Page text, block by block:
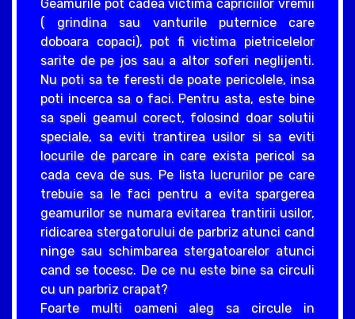
Geamurile pot cadea victima capriciilor vremii
( grindina sau vanturile puternice care
doboara copaci), pot fi victima pietricelelor
sarite de pe jos sau a altor soferi neglijenti.
Nu poti sa te feresti de poate pericolele, insa
poti incerca sa o faci. Pentru asta, este bine
sa speli geamul corect, folosind doar solutii
speciale, sa eviti trantirea usilor si sa eviti
locurile de parcare in care exista pericol sa
cada ceva de sus. Pe lista lucrurilor pe care
trebuie sa le faci pentru a evita spargerea
geamurilor se numara evitarea trantirii usilor,
ridicarea stergatorului de parbriz atunci cand
ninge sau schimbarea stergatoarelor atunci
cand se tocesc. De ce nu este bine sa circuli
cu un parbriz crapat?
Foarte multi oameni aleg sa circule in